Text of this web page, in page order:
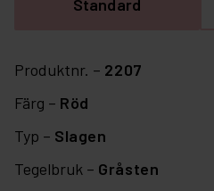
Standard
Produktnr. – 2207
Färg – Röd
Typ – Slagen
Tegelbruk – Gråsten